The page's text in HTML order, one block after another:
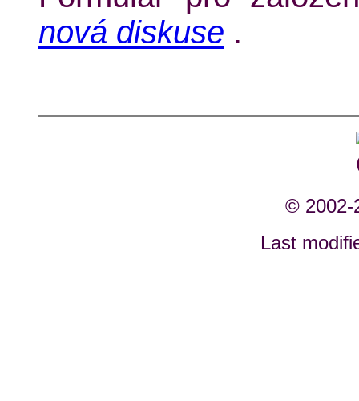
nová diskuse .
©
Last